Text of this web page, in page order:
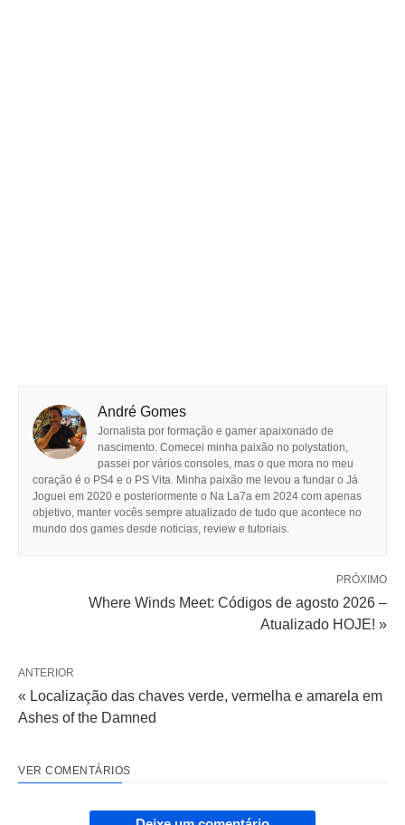
André Gomes
Jornalista por formação e gamer apaixonado de
nascimento. Comecei minha paixão no polystation,
passei por vários consoles, mas o que mora no meu
coração é o PS4 e o PS Vita. Minha paixão me levou a fundar o Já
Joguei em 2020 e posteriormente o Na La7a em 2024 com apenas
objetivo, manter vocês sempre atualizado de tudo que acontece no
mundo dos games desde noticias, review e tutoriais.
PRÓXIMO
Where Winds Meet: Códigos de agosto 2026 –
Atualizado HOJE! »
ANTERIOR
« Localização das chaves verde, vermelha e amarela em
Ashes of the Damned
VER COMENTÁRIOS